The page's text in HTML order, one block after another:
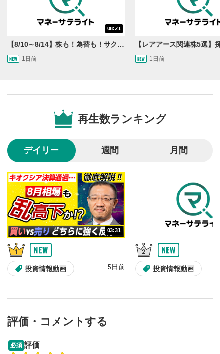
動画再生エリア
動画再生エリアをクリックすると、動画を再生または
一時停止します。
2
再生/一時停止
動画を再生または一時停止します。
10秒戻し/10秒送り
10秒、動画を巻き戻し/早送りします。
シークバー
再生位置を示しています。再生したい位置をクリック
するとその位置から動画が再生されます。
6
画質/再生速度の設定
画質の選択/再生速度の変更ができます。
7
音量調整
スライダーを上下すると音量が調整できます。
8
全画面表示
08:21
【8/10～8/14】株も！為替も！サクッと！来週のマーケット見通し＜Next View＞
1日前 1日前
再生数ランキング
デイリー 週間 月間
03:31
投資情報動画 5日前 投資情報動画
評価・コメントする
必須 評価